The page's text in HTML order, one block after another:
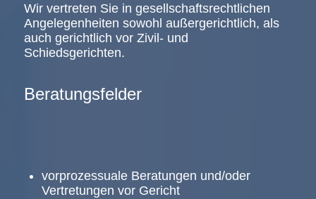
Wir vertreten Sie in gesellschaftsrechtlichen
Angelegenheiten sowohl außergerichtlich, als
auch gerichtlich vor Zivil- und
Schiedsgerichten.
Beratungsfelder
vorprozessuale Beratungen und/oder
Vertretungen vor Gericht